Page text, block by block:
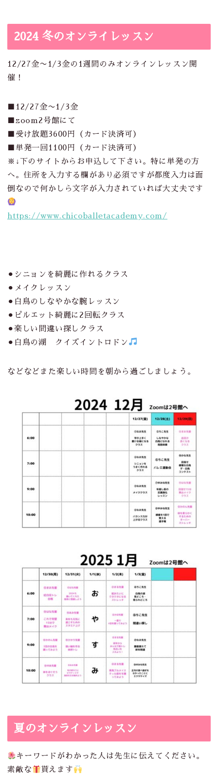
2024 冬のオンライレッスン
12/27金〜1/3金の1週間のみオンラインレッスン開
催！
■12/27金〜1/3金
■zoom2号館にて
受け放題3600 円（カード決済可）
単発一回 1100 円（カード決済可）
※ ↓
下のサイトからお申込して下さい。特に単発の方
へ。住所を入力する欄があり必須ですが都度入力は面
倒なので何かしら文字が入力されていれば大丈夫です
https://www.chicoballetacademy.com/
⚫︎シニョンを綺麗に作れるクラス
⚫︎メイクレッスン
⚫︎白鳥のしなやかな腕レッスン
⚫︎ピルエット綺麗に2回転クラス
⚫︎楽しい間違い探しクラス
⚫︎白鳥の湖 クイズイントロドン
などなどまた楽しい時間を朝から過ごしましょう。
夏のオンラインレッスン
キーワードがわかった人は先生に伝えてください。
素敵な
貰えます